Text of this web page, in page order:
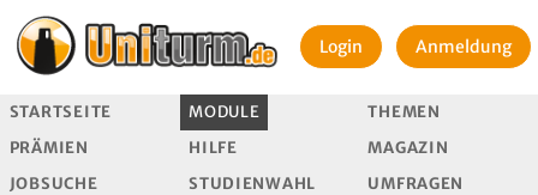
Login Anmeldung
STARTSEITE MODULE
THEMEN
PRÄMIEN
HILFE
MAGAZIN
JOBSUCHE
STUDIENWAHL UMFRAGEN